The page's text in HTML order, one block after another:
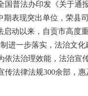
法办印发《关于通报
期表现突出单位，荣县
动以来，自贡市高度重
进一步落实，法治文
依法治理效能，法治宣
传法律法规300余部，惠